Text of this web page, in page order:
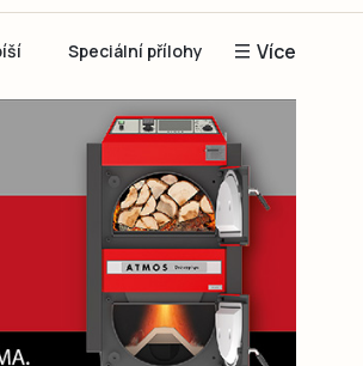
Obnovit heslo
se
se přes Facebook
chci se
Registrovat
Prachaticko
Speciální přílohy Více
Inzerce